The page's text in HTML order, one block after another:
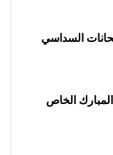
السداسي
الخاص